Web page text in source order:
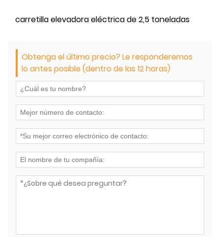
carretilla elevadora eléctrica de 2,5 toneladas
Obtenga el último precio? Le responderemos
lo antes posible (dentro de las 12 horas)